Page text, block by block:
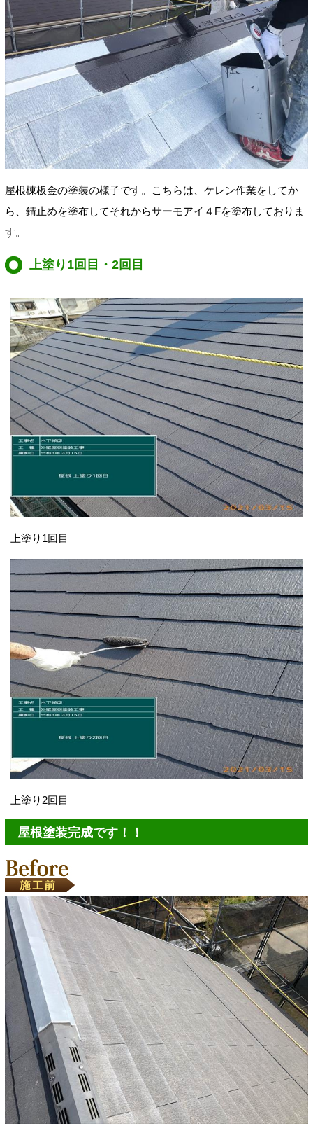
屋根棟板金の塗装の様子です。こちらは、ケレン作業をしてか
ら、錆止めを塗布してそれからサーモアイ４Fを塗布しておりま
す。
上塗り1回目・2回目
上塗り1回目
上塗り2回目
屋根塗装完成です！！